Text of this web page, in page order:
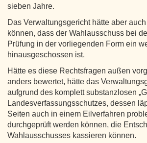
sieben Jahre.
Das Verwaltungsgericht hätte aber
können, dass der Wahlausschuss bei
Prüfung in der vorliegenden Form ein
hinausgeschossen ist.
Hätte es diese Rechtsfragen außen
anders bewertet, hätte das
aufgrund des komplett substanzlosen
Landesverfassungsschutzes, dessen
Seiten auch in einem Eilverfahren
durchgeprüft werden können, die
Wahlausschusses kassieren können.